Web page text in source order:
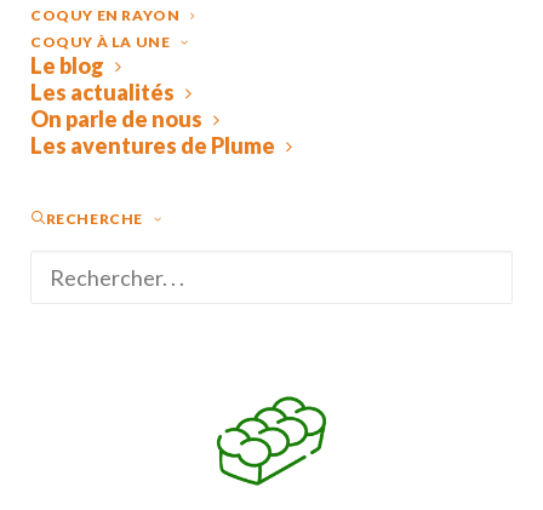
COQUY EN RAYON
COQUY À LA UNE
Le blog
Les actualités
On parle de nous
Les aventures de Plume
RECHERCHE